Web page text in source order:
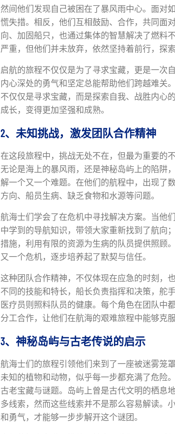
然间他们发现自己被困在了暴风雨中心。面对
慌失措。相反，他们互相鼓励、合作，共同面
向、加固船只，也通过集体的智慧解决了燃料
严重，但他们并未放弃，依然坚持着前行，探
启航的旅程不仅仅是为了寻求宝藏，更是一次
内心深处的勇气和坚定总能帮助他们跨越难关
不仅仅是寻求宝藏，而是探索自我、战胜内心
成长，变得更加坚强和成熟。
2、未知挑战，激发团队合作精神
在这段旅程中，挑战无处不在，但最为重要的
无论是海上的暴风雨，还是神秘岛屿上的陷阱
解一个又一个难题。在他们的航程中，出现了
方向、船员生病、缺乏食物和水源等问题。
航海士们学会了在危机中寻找解决方案。当他
中学到的导航知识，带领大家重新找到了航向
措施，利用有限的资源为生病的队员提供照顾
又一个危机，逐步培养起了默契与信任。
这种团队合作精神，不仅体现在应急的时刻，
不同的技能和特长，船长负责指挥和决策，舵
医疗员则照料队员的健康。每个角色在团队中
分工合作，让他们在航海的艰难旅程中能够克服
3、神秘岛屿与古老传说的启示
航海士们的旅程引领他们来到了一座被迷雾笼
未知的植物和动物，似乎每一步都充满了危险
古老宝藏与谜题。岛屿上曾是古代文明的栖息
多线索，然而这些线索并不是那么容易解读。
和勇气，才能够一步步解开这个谜团。